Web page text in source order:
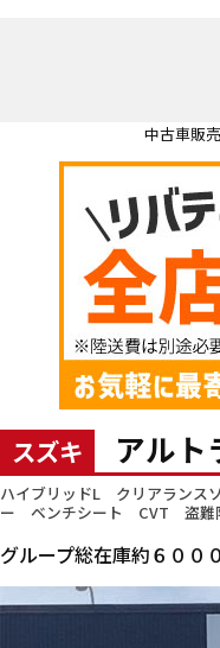
中古車販
スズキ アルト
ハイブリッドL クリアラン
ー ベンチシート CVT 盗難
グループ総在庫約６００